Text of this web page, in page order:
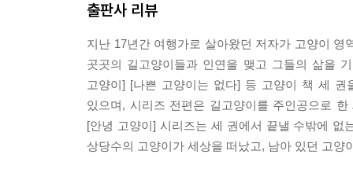
출판사 리뷰
지난 17년간 여행가로 살아왔던 저자가 고양이
곳곳의 길고양이들과 인연을 맺고 그들의 삶을
고양이] [나쁜 고양이는 없다] 등 고양이 책 세
있으며, 시리즈 전편은 길고양이를 주인공으로
[안녕 고양이] 시리즈는 세 권에서 끝낼 수밖에
상당수의 고양이가 세상을 떠났고, 남아 있던 고양